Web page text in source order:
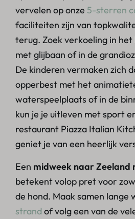
vervelen op onze 5-sterren
faciliteiten zijn van
terug. Zoek verkoeling in
met glijbaan of in de
De kinderen vermaken zich
opperbest met het
waterspeelplaats of in de
kun je je uitleven met sport
restaurant Piazza Italian
geniet je van een heerlijk
Een midweek naar Zeeland
betekent volop pret voor
de hond. Maak samen lange
strand of volg een van de